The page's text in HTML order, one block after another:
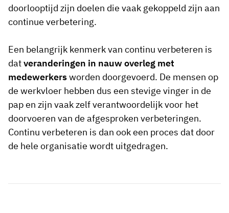
doorlooptijd zijn doelen die vaak gekoppeld zijn aan
continue verbetering.
Een belangrijk kenmerk van continu verbeteren is
datveranderingen in nauw overleg met
medewerkersworden doorgevoerd. De mensen op
de werkvloer hebben dus een stevige vinger in de
pap en zijn vaak zelf verantwoordelijk voor het
doorvoeren van de afgesproken verbeteringen.
Continu verbeteren is dan ook een proces dat door
de hele organisatie wordt uitgedragen.